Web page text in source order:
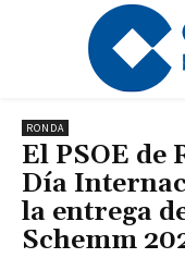
RONDA
El PSOE de
Día
la entrega
Schemm